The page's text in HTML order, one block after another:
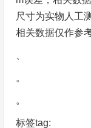
尺寸为实物人工
相关数据仅作参
。
。
标签tag: